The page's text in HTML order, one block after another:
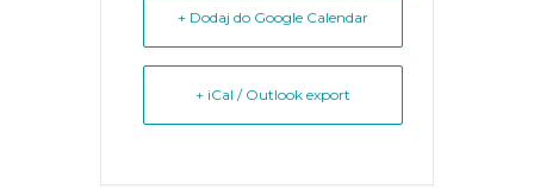
+ Dodaj do Google Calendar
+ iCal / Outlook export